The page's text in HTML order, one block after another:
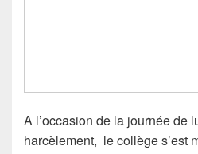
A l’occasion de la journée de
harcèlement, le collège s’est